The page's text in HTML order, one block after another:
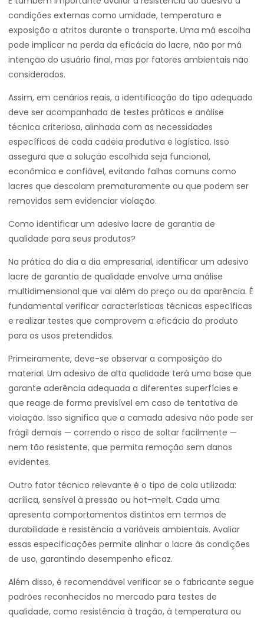
condições externas como umidade, temperatura e
exposição a atritos durante o transporte. Uma má escolha
pode implicar na perda da eficácia do lacre, não por má
intenção do usuário final, mas por fatores ambientais não
considerados.
Assim, em cenários reais, a identificação do tipo adequado
deve ser acompanhada de testes práticos e análise
técnica criteriosa, alinhada com as necessidades
específicas de cada cadeia produtiva e logística. Isso
assegura que a solução escolhida seja funcional,
econômica e confiável, evitando falhas comuns como
lacres que descolam prematuramente ou que podem ser
removidos sem evidenciar violação.
Como identificar um adesivo lacre de garantia de
qualidade para seus produtos?
Na prática do dia a dia empresarial, identificar um adesivo
lacre de garantia de qualidade envolve uma análise
multidimensional que vai além do preço ou da aparência. É
fundamental verificar características técnicas específicas
e realizar testes que comprovem a eficácia do produto
para os usos pretendidos.
Primeiramente, deve-se observar a composição do
material. Um adesivo de alta qualidade terá uma base que
garante aderência adequada a diferentes superfícies e
que reage de forma previsível em caso de tentativa de
violação. Isso significa que a camada adesiva não pode ser
frágil demais — correndo o risco de soltar facilmente —
nem tão resistente, que permita remoção sem danos
evidentes.
Outro fator técnico relevante é o tipo de cola utilizada:
acrílica, sensível à pressão ou hot-melt. Cada uma
apresenta comportamentos distintos em termos de
durabilidade e resistência a variáveis ambientais. Avaliar
essas especificações permite alinhar o lacre às condições
de uso, garantindo desempenho eficaz.
Além disso, é recomendável verificar se o fabricante segue
padrões reconhecidos no mercado para testes de
qualidade, como resistência à tração, à temperatura ou